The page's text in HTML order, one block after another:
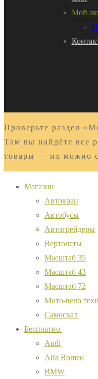
Мой
Проверьте раздел
Там вы найдёте все
товары — их можно
Магазин
Автокран
Автобусы
Автогрейдеры
Вертолеты
Масштаб 35
Масштаб 43
Масштаб 72
Мото-вело
Самосвал
Бесплатно
Audi
Alfa Romeo
BMW